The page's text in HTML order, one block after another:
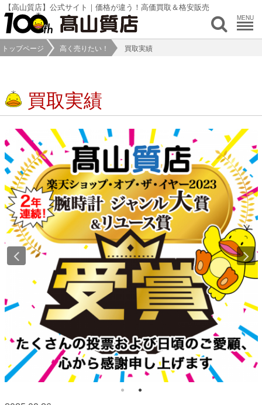
【高山質店】公式サイト｜価格が違う！高価買取＆格安販売
MENU
トップページ 高く売りたい！ 買取実績
買取実績